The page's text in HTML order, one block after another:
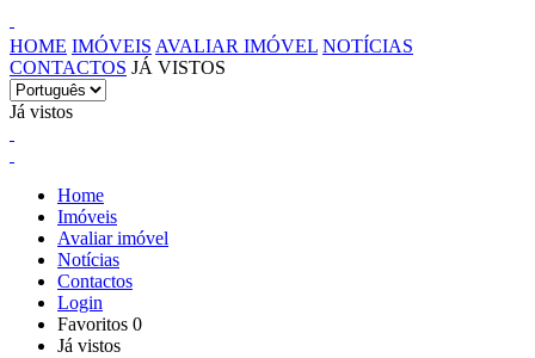
HOME IMÓVEIS AVALIAR IMÓVEL NOTÍCIAS
CONTACTOS JÁ VISTOS
Já vistos
Home
Imóveis
Avaliar imóvel
Notícias
Contactos
Login
Favoritos 0
Já vistos